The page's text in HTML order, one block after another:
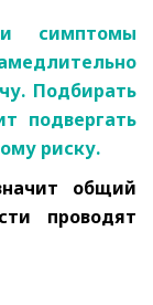
симптомы
Подбирать
подвергать
риску.
общий
проводят